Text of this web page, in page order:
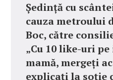
Ședință cu
cauza metroului
Boc, către
„Cu 10 like-uri
mamă, mergeți
explicați la soție